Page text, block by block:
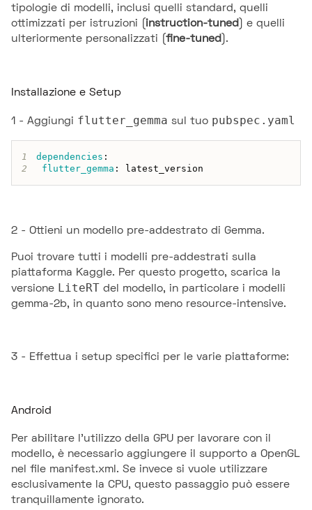
tipologie di modelli, inclusi quelli standard, quelli
ottimizzati per istruzioni ( instruction-tuned
) e quelli
ulteriormente personalizzati ( fine-tuned ).
Installazione e Setup
1 - Aggiungi flutter_gemma sul tuo pubspec.yaml
1 dependencies :
2
flutter_gemma : latest_version
2 - Ottieni un modello pre-addestrato di Gemma.
Puoi trovare tutti i modelli pre-addestrati sulla
piattaforma Kaggle. Per questo progetto, scarica la
versione LiteRT del modello, in particolare i modelli
gemma-2b, in quanto sono meno resource-intensive.
3 - Effettua i setup specifici per le varie piattaforme:
Android
Per abilitare l'utilizzo della GPU per lavorare con il
modello, è necessario aggiungere il supporto a OpenGL
nel file manifest.xml. Se invece si vuole utilizzare
esclusivamente la CPU, questo passaggio può essere
tranquillamente ignorato.